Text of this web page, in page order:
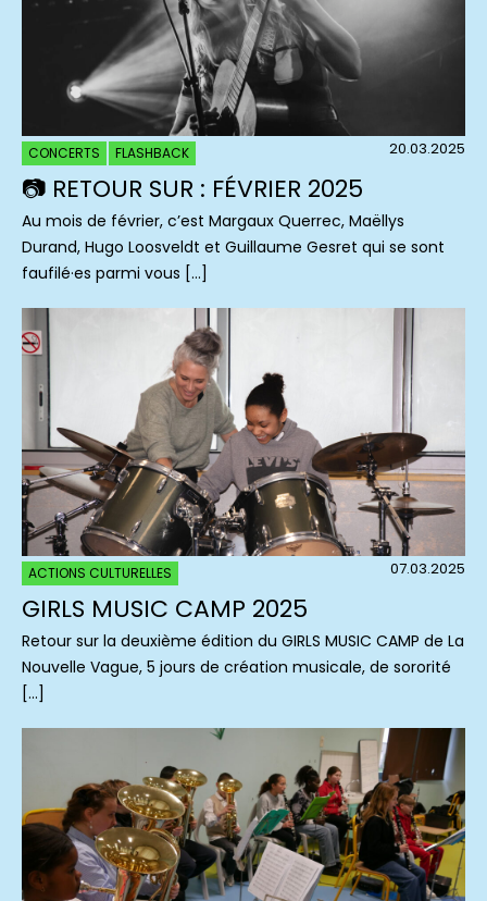
CONCERTS FLASHBACK 20.03.2025
📷 RETOUR SUR : FÉVRIER 2025
Au mois de février, c’est Margaux Querrec, Maëllys
Durand, Hugo Loosveldt et Guillaume Gesret qui se sont
faufilé·es parmi vous […]
ACTIONS CULTURELLES 07.03.2025
GIRLS MUSIC CAMP 2025
Retour sur la deuxième édition du GIRLS MUSIC CAMP de La
Nouvelle Vague, 5 jours de création musicale, de sororité
[…]